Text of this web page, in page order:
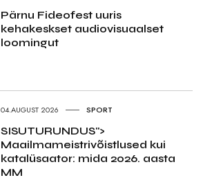
Pärnu Fideofest uuris
kehakeskset audiovisuaalset
loomingut
04.AUGUST 2026 SPORT
SISUTURUNDUS">
Maailmameistrivõistlused kui
katalüsaator: mida 2026. aasta
MM